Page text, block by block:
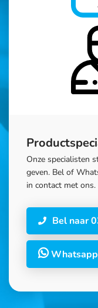
Onze specialisten
geven. Bel of
in contact met ons.
Bel naar